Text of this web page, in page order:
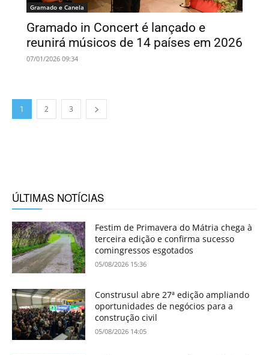
Gramado e Canela
Gramado in Concert é lançado e
reunirá músicos de 14 países em 2026
07/01/2026 09:34
1 2 3
ÚLTIMAS NOTÍCIAS
Festim de Primavera do Mátria chega à
terceira edição e confirma sucesso
comingressos esgotados
05/08/2026 15:36
Construsul abre 27ª edição ampliando
oportunidades de negócios para a
construção civil
05/08/2026 14:05